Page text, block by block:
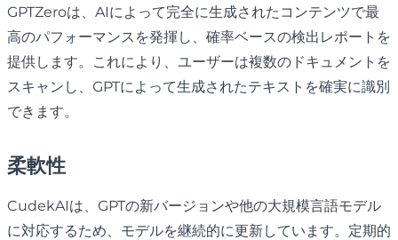
GPTZeroは、AIによって完全に生成されたコンテンツで最
高のパフォーマンスを発揮し、確率ベースの検出レポートを
提供します。これにより、ユーザーは複数のドキュメントを
スキャンし、GPTによって生成されたテキストを確実に識別
できます。
柔軟性
CudekAIは、GPTの新バージョンや他の大規模言語モデル
に対応するため、モデルを継続的に更新しています。定期的